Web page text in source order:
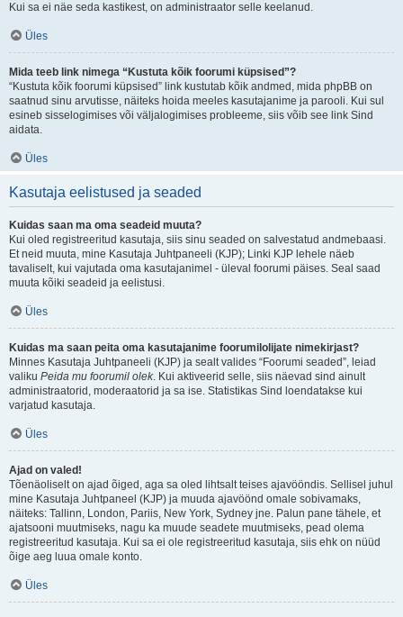
Kui sa ei näe seda kastikest, on administraator selle keelanud.
Üles
Mida teeb link nimega “Kustuta kõik foorumi küpsised”?
“Kustuta kõik foorumi küpsised” link kustutab kõik andmed, mida phpBB on
saatnud sinu arvutisse, näiteks hoida meeles kasutajanime ja parooli. Kui sul
esineb sisselogimises või väljalogimises probleeme, siis võib see link Sind
aidata.
Üles
Kasutaja eelistused ja seaded
Kuidas saan ma oma seadeid muuta?
Kui oled registreeritud kasutaja, siis sinu seaded on salvestatud andmebaasi.
Et neid muuta, mine Kasutaja Juhtpaneeli (KJP); Linki KJP lehele näeb
tavaliselt, kui vajutada oma kasutajanimel - üleval foorumi päises. Seal saad
muuta kõiki seadeid ja eelistusi.
Üles
Kuidas ma saan peita oma kasutajanime foorumilolijate nimekirjast?
Minnes Kasutaja Juhtpaneeli (KJP) ja sealt valides “Foorumi seaded”, leiad
valiku Peida mu foorumil olek. Kui aktiveerid selle, siis näevad sind ainult
administraatorid, moderaatorid ja sa ise. Statistikas Sind loendatakse kui
varjatud kasutaja.
Üles
Ajad on valed!
Tõenäoliselt on ajad õiged, aga sa oled lihtsalt teises ajavööndis. Sellisel juhul
mine Kasutaja Juhtpaneel (KJP) ja muuda ajavöönd omale sobivamaks,
näiteks: Tallinn, London, Pariis, New York, Sydney jne. Palun pane tähele, et
ajatsooni muutmiseks, nagu ka muude seadete muutmiseks, pead olema
registreeritud kasutaja. Kui sa ei ole registreeritud kasutaja, siis ehk on nüüd
õige aeg luua omale konto.
Üles